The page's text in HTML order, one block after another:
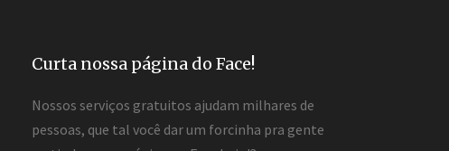
Curta nossa página do Face!
Nossos serviços gratuitos ajudam milhares de
pessoas, que tal você dar um forcinha pra gente